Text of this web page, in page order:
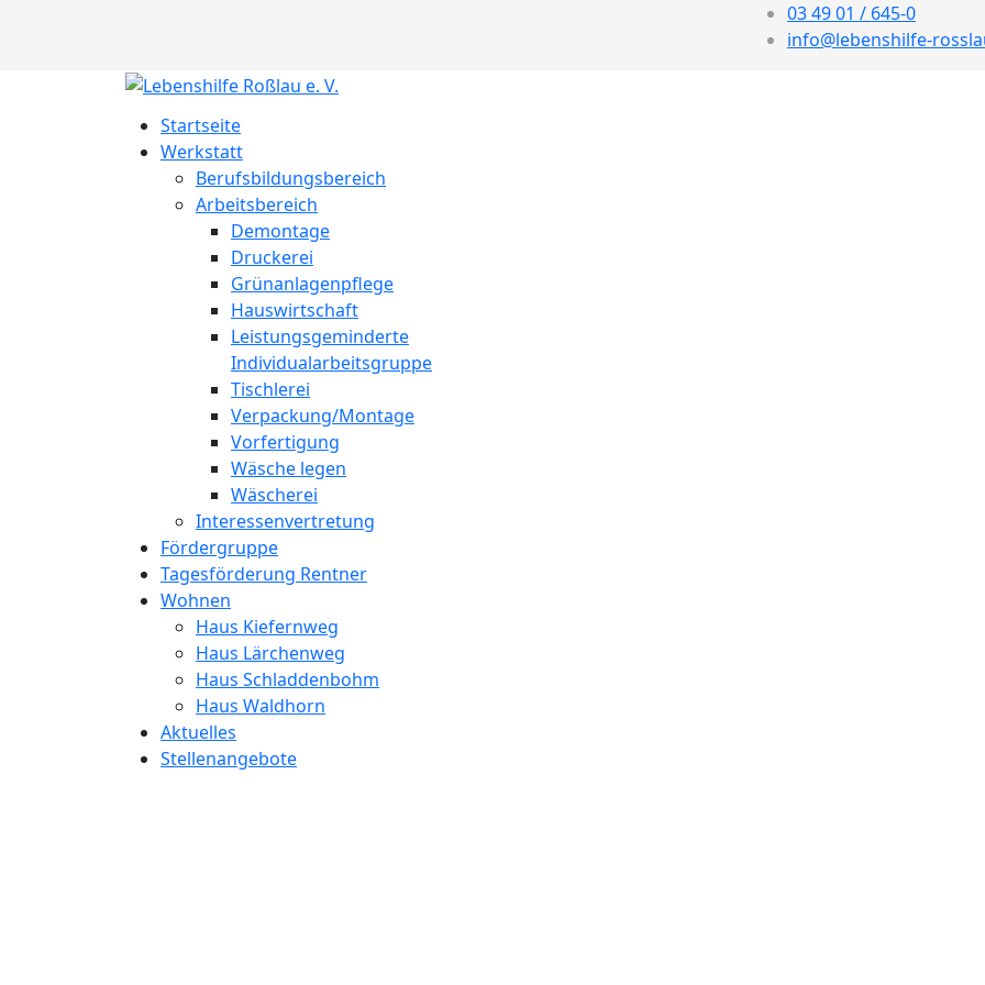
03 49 01 / 645-0
info@lebenshilfe-
Startseite
Werkstatt
Berufsbildungsbereich
Arbeitsbereich
Demontage
Druckerei
Grünanlagenpflege
Hauswirtschaft
Leistungsgeminderte
Individualarbeitsgruppe
Tischlerei
Verpackung/Montage
Vorfertigung
Wäsche legen
Wäscherei
Interessenvertretung
Fördergruppe
Tagesförderung Rentner
Wohnen
Haus Kiefernweg
Haus Lärchenweg
Haus Schladdenbohm
Haus Waldhorn
Aktuelles
Stellenangebote